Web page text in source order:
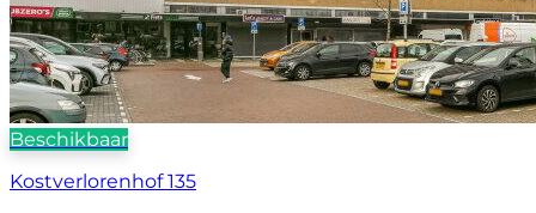
Beschikbaar
Kostverlorenhof 135